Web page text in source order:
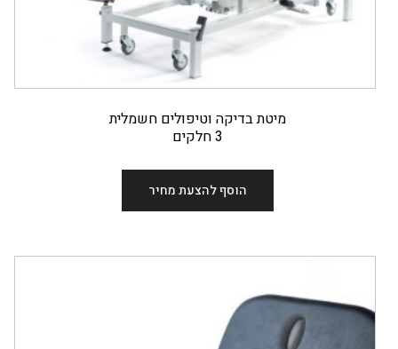
מיטת בדיקה וטיפולים חשמלית
3 חלקים
הוסף להצעת מחיר